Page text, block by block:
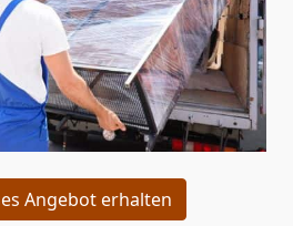
Angebot erhalten